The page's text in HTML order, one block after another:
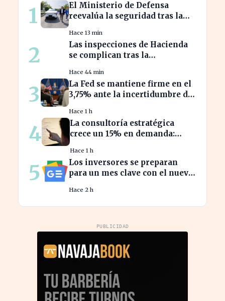
1
El Ministerio de Defensa
reevalúa la seguridad tras la
Galicia
Hace 13 min
2
Las inspecciones de Hacienda
se complican tras la
el 'plan B
Hace 44 min
3
La Fed se mantiene firme en el
3,75% ante la incertidumbre del
Hace 1 h
4
La consultoría estratégica
crece un 15% en demanda:
Hace 1 h
5
Los inversores se preparan
para un mes clave con el nuevo
Finanzas
Hace 2 h
PUBLICIDAD